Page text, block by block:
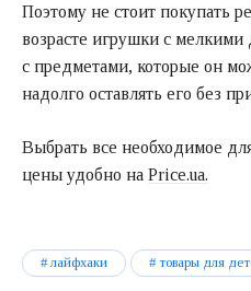
Поэтому не стоит покупать
возрасте игрушки с мелкими
с предметами, которые он
надолго оставлять его без
Выбрать все необходимое
цены удобно на Price.ua.
лайфхаки товары для